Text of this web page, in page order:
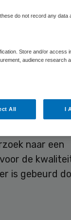
gelezen
Inspectie voor
dat al
naar een
de
is gebeurd
do not record any data
Store and/or access
audience research
All I